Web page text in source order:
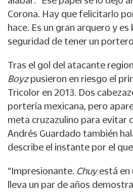
Corona. Hay que felicitarlo
hace. Es un gran arquero y es
seguridad de tener un portero
Tras el gol del atacante
Boyzpusieron en riesgo el
Tricolor en 2013. Dos
portería mexicana, pero
meta cruzazulino para evitar
Andrés Guardado también
describe el instante por el que
“Impresionante. Chuyestá en
lleva un par de años